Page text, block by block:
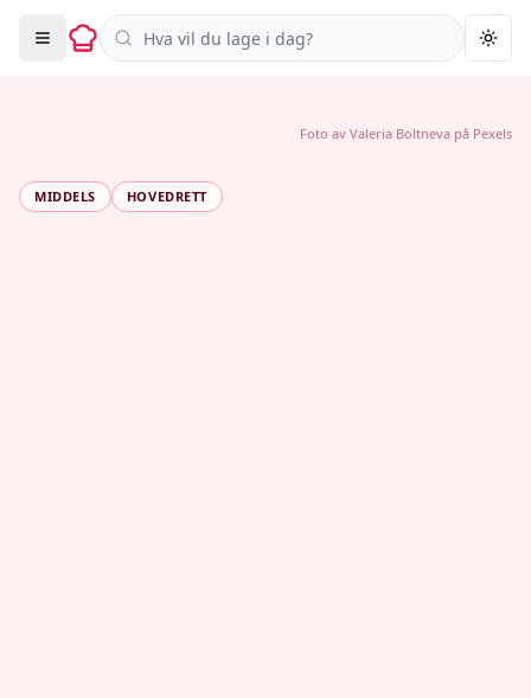
Søk i oppskrifter
MIDDELS HOVEDRETT
Foto av Valeria Boltneva på Pexels